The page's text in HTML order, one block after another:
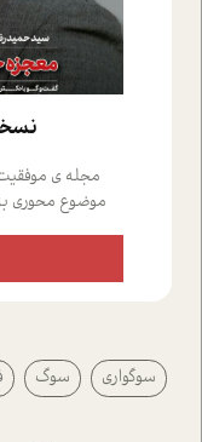
مجله ی
موضوع محوری
علیخواه،
از دریچه های
پیرامون آن آشنا
رفته ایم که
حمیدرضا
سوگواری سوگ